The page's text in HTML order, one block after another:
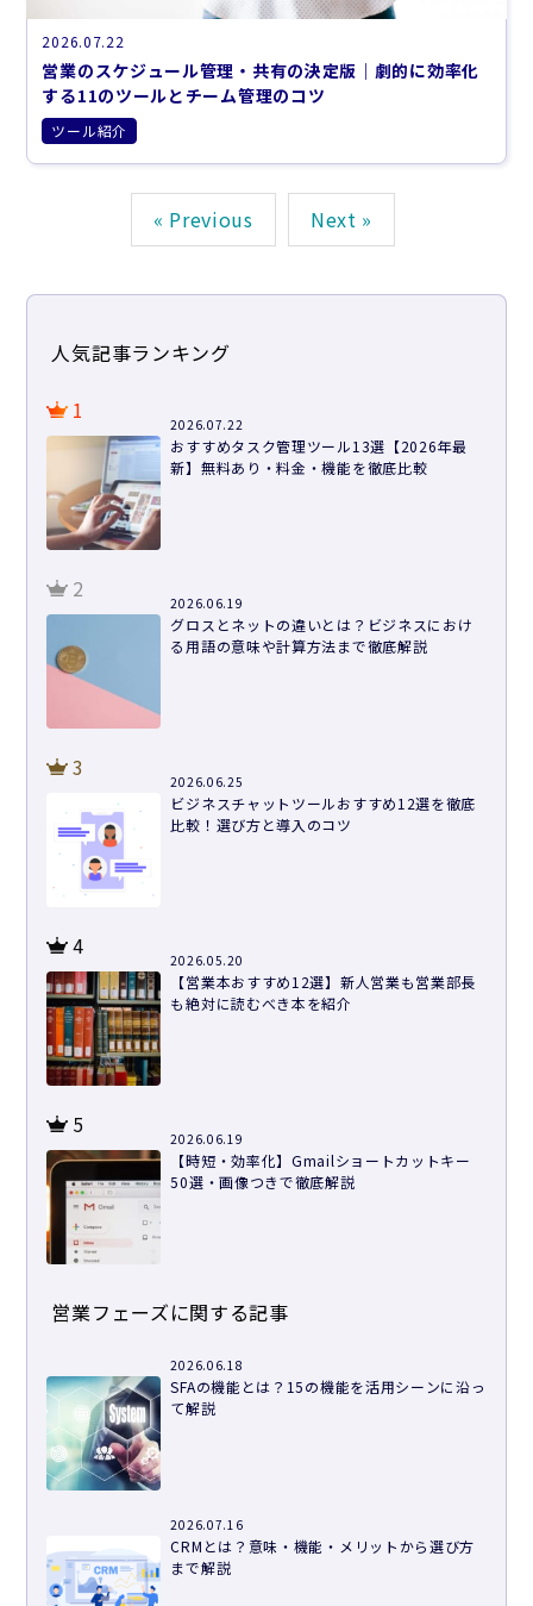
2026.07.22
営業のスケジュール管理・共有の決定版｜劇的に効率化
する11のツールとチーム管理のコツ
ツール紹介
« Previous Next »
人気記事ランキング
1
2026.07.22
おすすめタスク管理ツール13選【2026年最
新】無料あり・料金・機能を徹底比較
2
2026.06.19
グロスとネットの違いとは？ビジネスにおけ
る用語の意味や計算方法まで徹底解説
3
2026.06.25
ビジネスチャットツールおすすめ12選を徹底
比較！選び方と導入のコツ
4
2026.05.20
【営業本おすすめ12選】新人営業も営業部長
も絶対に読むべき本を紹介
5
2026.06.19
【時短・効率化】Gmailショートカットキー
50選・画像つきで徹底解説
営業フェーズに関する記事
2026.06.18
SFAの機能とは？15の機能を活用シーンに沿っ
て解説
2026.07.16
CRMとは？意味・機能・メリットから選び方
まで解説